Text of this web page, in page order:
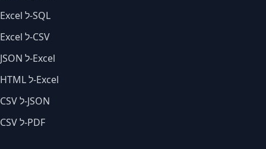
Excel ל-SQL
Excel ל-CSV
JSON ל-Excel
HTML ל-Excel
CSV ל-JSON
CSV ל-PDF